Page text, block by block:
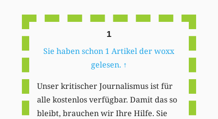
1
Sie haben schon 1 Artikel der woxx
gelesen. ↑
Unser kritischer Journalismus ist für
alle kostenlos verfügbar. Damit das so
bleibt, brauchen wir Ihre Hilfe. Sie